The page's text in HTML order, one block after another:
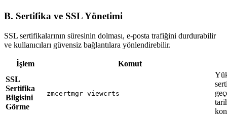
B. Sertifika ve SSL Yönetimi
SSL sertifikalarının süresinin dolması, e-posta trafiğini durdurabilir
ve kullanıcıları güvensiz bağlantılara yönlendirebilir.
İşlem
Komut
SSL
Sertifika
Bilgisini
Görme
zmcertmgr viewcrts